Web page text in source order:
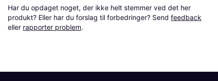
Har du opdaget noget, der ikke helt stemmer ved det her
produkt? Eller har du forslag til forbedringer? Send feedback
eller rapporter problem.